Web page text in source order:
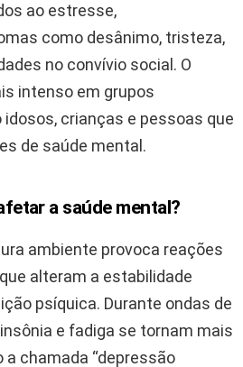
ao estresse,
como desânimo, tristeza,
no convívio social. O
intenso em grupos
crianças e pessoas que
de saúde mental.
a saúde mental?
ambiente provoca reações
alteram a estabilidade
psíquica. Durante ondas de
e fadiga se tornam mais
chamada “depressão